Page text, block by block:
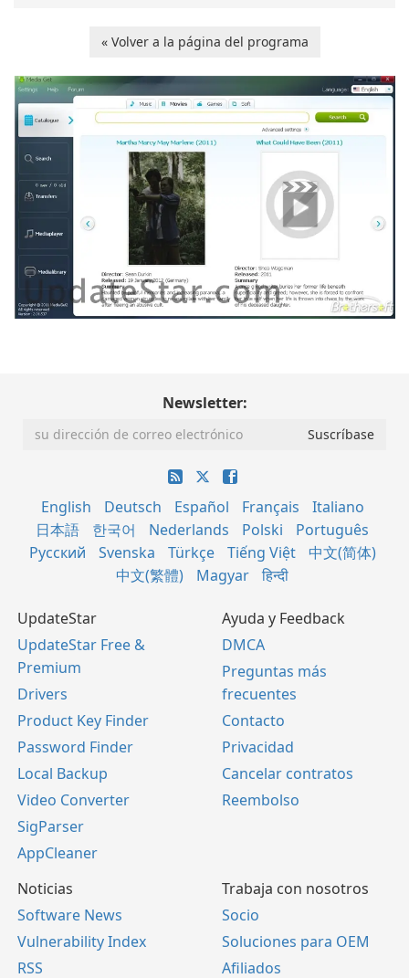
« Volver a la página del programa
Newsletter:
English Deutsch Español Français
Italiano
日本語
한국어 Nederlands Polski
Português
Русский
Svenska Türkçe Tiếng Việt
中文(简体)
中文(繁體)
Magyar हिन्दी
UpdateStar
UpdateStar Free &
Premium
Drivers
Product Key Finder
Password Finder
Local Backup
Video Converter
SigParser
AppCleaner
Ayuda y Feedback
DMCA
Preguntas más
frecuentes
Contacto
Privacidad
Cancelar contratos
Reembolso
Noticias
Software News
Vulnerability Index
RSS
Trabaja con nosotros
Socio
Soluciones para OEM
Afiliados